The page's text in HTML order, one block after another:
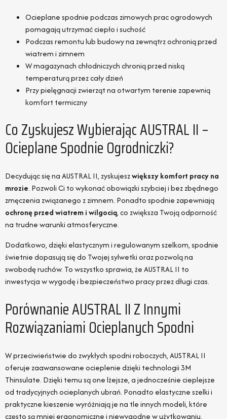
Ocieplane spodnie podczas zimowych prac ogrodowych
pomagają utrzymać ciepło i suchość
Podczas remontu lub budowy na zewnątrz ochronią przed
wiatrem i zimnem
W magazynach chłodniczych chronią przed niską
temperaturą przez cały dzień
Przy pielęgnacji zwierząt na otwartym terenie zapewnią
komfort termiczny
Co Zyskujesz Wybierając AUSTRAL II –
Ocieplane Spodnie Ogrodniczki?
Decydując się na AUSTRAL II, zyskujeszwiększy komfort pracy na
mrozie. Pozwoli Ci to wykonać obowiązki szybciej i bez zbędnego
zmęczenia związanego z zimnem. Ponadto spodnie zapewniają
ochronę przed wiatrem i wilgocią, co zwiększa Twoją odporność
na trudne warunki atmosferyczne.
Dodatkowo, dzięki elastycznym i regulowanym szelkom, spodnie
świetnie dopasują się do Twojej sylwetki oraz pozwolą na
swobodę ruchów. To wszystko sprawia, że AUSTRAL II to
inwestycja w wygodę i bezpieczeństwo pracy przez długi czas.
Porównanie AUSTRAL II Z Innymi
Rozwiązaniami Ocieplanych Spodni
W przeciwieństwie do zwykłych spodni roboczych, AUSTRAL II
oferuje zaawansowane ocieplenie dzięki technologii 3M
Thinsulate. Dzięki temu są one lżejsze, a jednocześnie cieplejsze
od tradycyjnych ocieplanych ubrań. Ponadto elastyczne szelki i
praktyczne kieszenie wyróżniają je na tle innych modeli, które
często są mniej ergonomiczne i niewygodne w użytkowaniu.